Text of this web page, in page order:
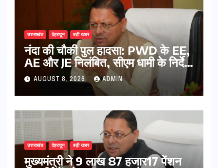
उत्तराखंड देहरादून बड़ी खबर
नंदा की चौकी पुल हादसा: PWD के EE,
AE और JE निलंबित, सीएम धामी के निर्देश
पर सख्त कार्रवाई
AUGUST 8, 2026 ADMIN
उत्तराखंड देहरादून बड़ी खबर
मुख्यमंत्री ने 9 लाख 87 हजार17 पेंशन